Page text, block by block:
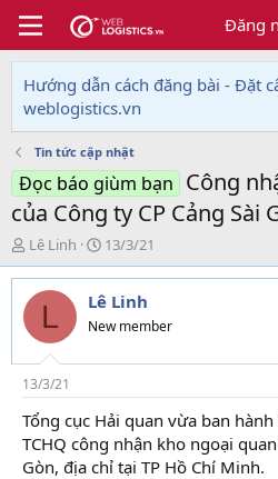
Đăng
Hướng dẫn cách đăng bài - Đặt
weblogistics.vn
Tin tức cập nhật
Đọc báo giùm bạn Công
của Công ty CP Cảng Sài
T
h
r
e
d
s
t
a
r
t
e
Lê Linh
N
g
à
y
g
i
13/3/21
L Lê Linh
New member
13/3/21
Tổng cục Hải quan vừa ban
TCHQ công nhận kho ngoại
Gòn, địa chỉ tại TP Hồ Chí Minh.